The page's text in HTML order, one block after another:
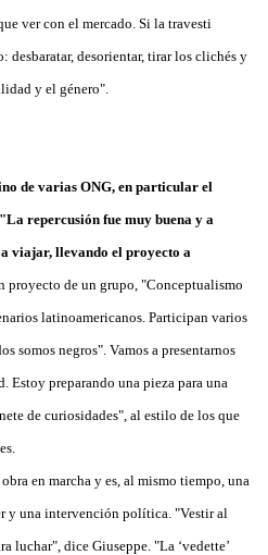
ver con el mercado. Si la travesti
desbaratar, desorientar, tirar los clichés y
y el género".
de varias ONG, en particular el
repercusión fue muy buena y a
viajar, llevando el proyecto a
proyecto de un grupo, "Conceptualismo
latinoamericanos. Participan varios
somos negros". Vamos a presentarnos
Estoy preparando una pieza para una
de curiosidades", al estilo de los que
en marcha y es, al mismo tiempo, una
y una intervención política. "Vestir al
luchar", dice Giuseppe. "La ‘vedette’